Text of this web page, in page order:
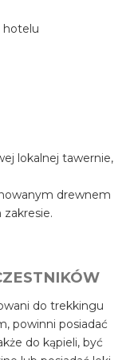
hotelu
lokalnej tawernie,
drewnem
zakresie.
do trekkingu
powinni posiadać
do kąpieli, być